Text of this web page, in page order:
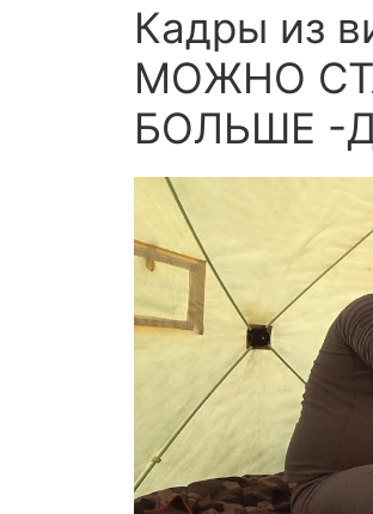
Кадры из
МОЖНО
БОЛЬШЕ -